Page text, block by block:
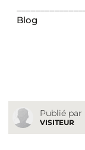
Blog
Publié par
VISITEUR